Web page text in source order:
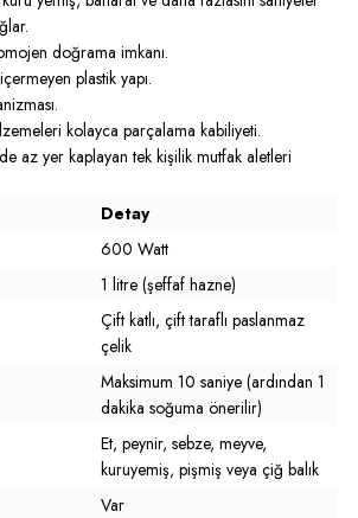
doğrama imkanı.
plastik yapı.
kolayca parçalama kabiliyeti.
az yer kaplayan tek kişilik mutfak aletleri
Detay
600 Watt
1 litre (şeffaf hazne)
Çift katlı, çift taraflı paslanmaz
çelik
Maksimum 10 saniye (ardından 1
dakika soğuma önerilir)
Et, peynir, sebze, meyve,
kuruyemiş, pişmiş veya çiğ balık
Var